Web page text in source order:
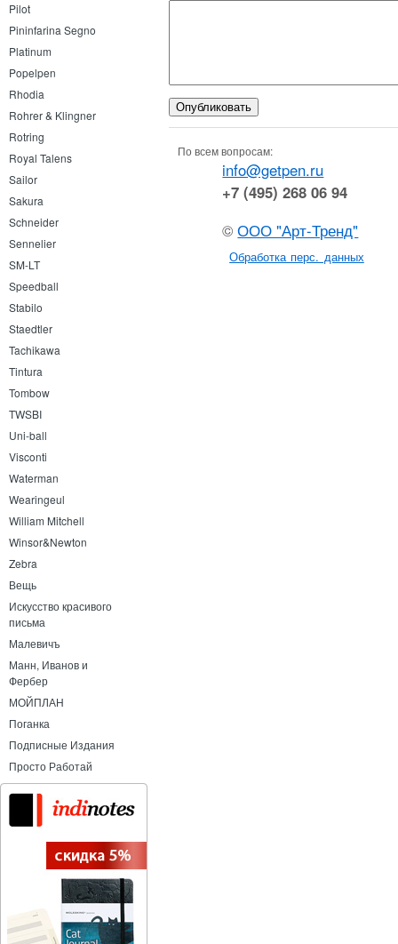
Pilot
Pininfarina Segno
Platinum
Popelpen
Rhodia
Rohrer & Klingner
Rotring
Royal Talens
Sailor
Sakura
Schneider
Sennelier
SM-LT
Speedball
Stabilo
Staedtler
Tachikawa
Tintura
Tombow
TWSBI
Uni-ball
Visconti
Waterman
Wearingeul
William Mitchell
Winsor&Newton
Zebra
Вещь
Искусство красивого
письма
Малевичъ
Манн, Иванов и
Фербер
МОЙПЛАН
Поганка
Подписные Издания
Просто Работай
По всем вопросам:
info@getpen.ru
+7 (495) 268 06 94
©ООО "Арт-Тренд"
Обработка перс. данных